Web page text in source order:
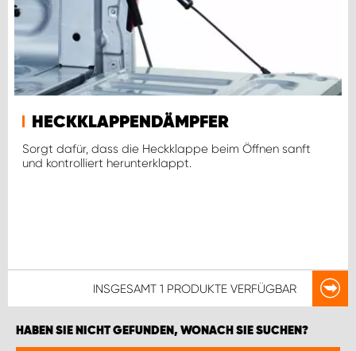
HECKKLAPPENDÄMPFER
Sorgt dafür, dass die Heckklappe beim Öffnen sanft
und kontrolliert herunterklappt.
INSGESAMT 1 PRODUKTE VERFÜGBAR
HABEN SIE NICHT GEFUNDEN, WONACH SIE SUCHEN?